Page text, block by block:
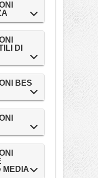
DI
BES
MEDIA